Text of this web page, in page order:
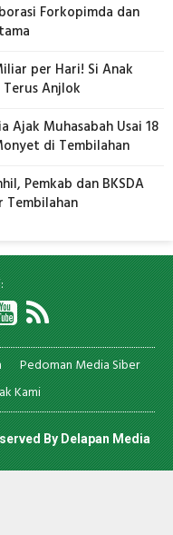
Forkopimda dan
per Hari! Si Anak
Anjlok
Ajak Muhasabah Usai 18
Jadi Korban Serangan Monyet di Tembilahan
Pemkab dan BKSDA
Tembilahan
Pedoman Media Siber
Kami
ByDelapan Media